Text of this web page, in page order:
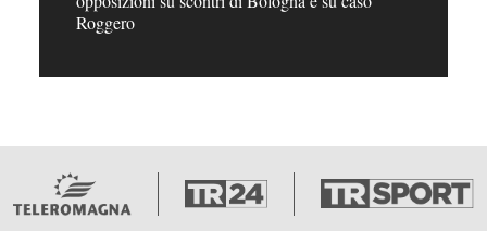
Roggero